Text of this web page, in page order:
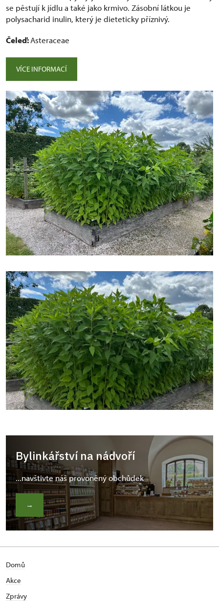
se pěstují k jídlu a také jako krmivo. Zásobní látkou je
polysacharid inulin, který je dieteticky příznivý.
Čeleď:Asteraceae
VÍCE INFORMACÍ
Bylinkářství na nádvoří
...navštivte náš provoněný obchůdek
→
Domů
Akce
Zprávy